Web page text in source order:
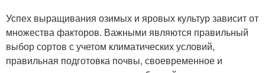
Успех выращивания озимых и яровых культур зависит от
множества факторов. Важными являются правильный
выбор сортов с учетом климатических условий,
правильная подготовка почвы, своевременное и